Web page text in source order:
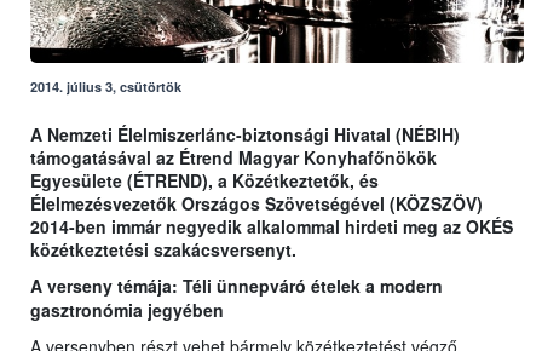
2014. július 3, csütörtök
A Nemzeti Élelmiszerlánc-biztonsági Hivatal (NÉBIH)
támogatásával az Étrend Magyar Konyhafőnökök
Egyesülete (ÉTREND), a Közétkeztetők, és
Élelmezésvezetők Országos Szövetségével (KÖZSZÖV)
2014-ben immár negyedik alkalommal hirdeti meg az OKÉS
közétkeztetési szakácsversenyt.
A verseny témája: Téli ünnepváró ételek a modern
gasztronómia jegyében